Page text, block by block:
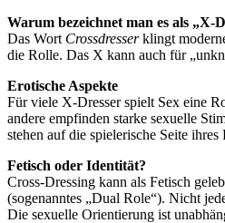
Warum bezeichnet man es als
Das Wort Crossdresserklingt
die Rolle. Das X kann auch für
Erotische Aspekte
Für viele X‑Dresser spielt Sex eine
andere empfinden starke sexuelle
stehen auf die spielerische Seite
Fetisch oder Identität?
Cross-Dressing kann als Fetisch
(sogenanntes „Dual Role“). Nicht
Die sexuelle Orientierung ist